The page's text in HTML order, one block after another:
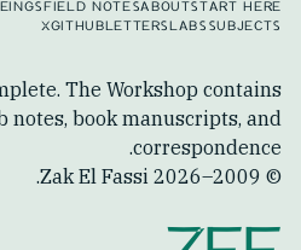
START HERE
ABOUT
FIELD NOTES
SUBJECTS
LABS
LETTERS
GITHUB
X
The Workshop contains
notes, book manuscripts, and
correspondence.
© 2009–
2026